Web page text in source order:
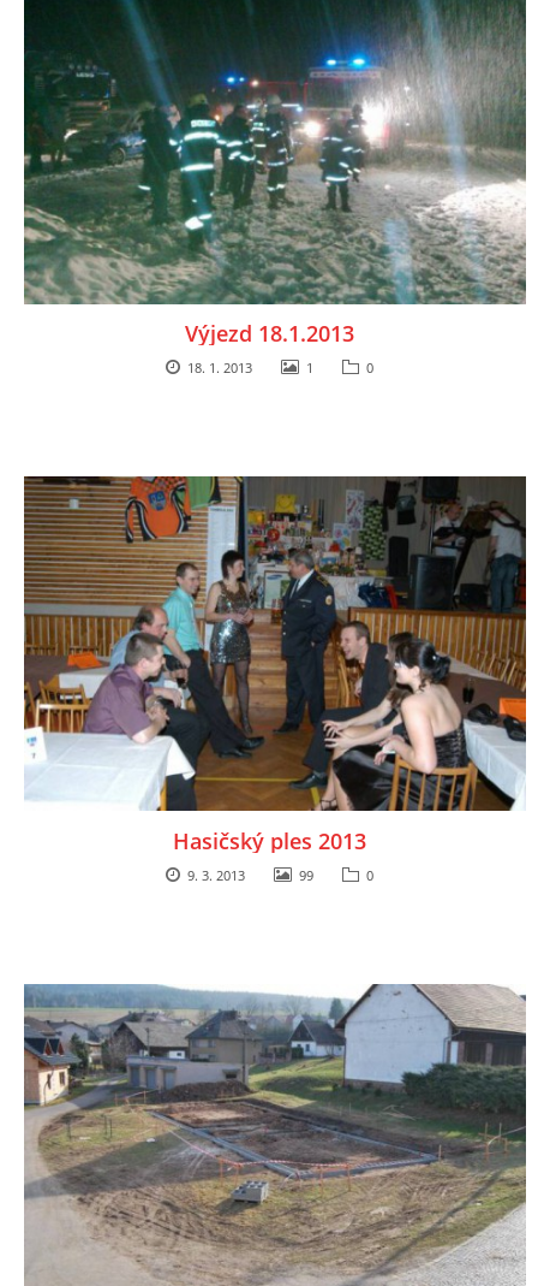
© 2026 eStránky.cz WebSlice |Aktualizováno: 14. 6. 2026|
Nahoru ↑
Výjezd 18.1.2013
18. 1. 2013 1 0
Hasičský ples 2013
9. 3. 2013 99 0